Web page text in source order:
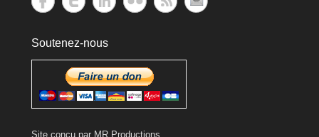
Soutenez-nous
Site conçu par MR Productions